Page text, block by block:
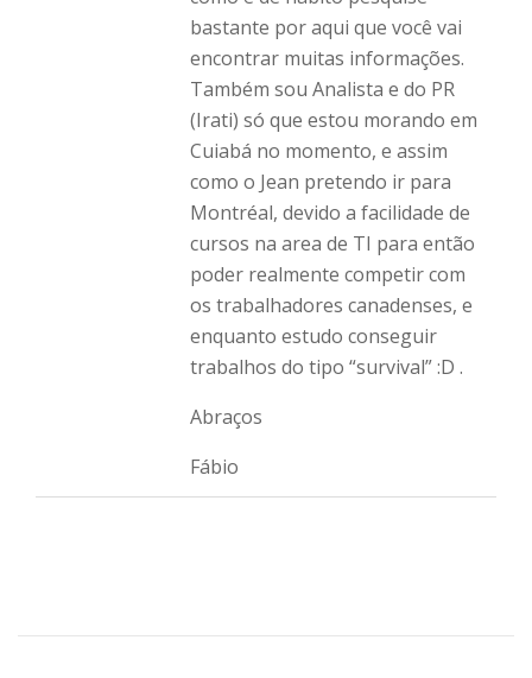
bastante por aqui que você vai
encontrar muitas informações.
Também sou Analista e do PR
(Irati) só que estou morando em
Cuiabá no momento, e assim
como o Jean pretendo ir para
Montréal, devido a facilidade de
cursos na area de TI para então
poder realmente competir com
os trabalhadores canadenses, e
enquanto estudo conseguir
trabalhos do tipo “survival” :D .
Abraços
Fábio